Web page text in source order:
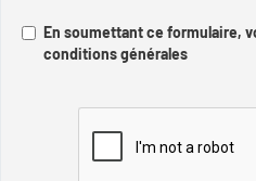
En soumettant ce formulaire,
conditions générales